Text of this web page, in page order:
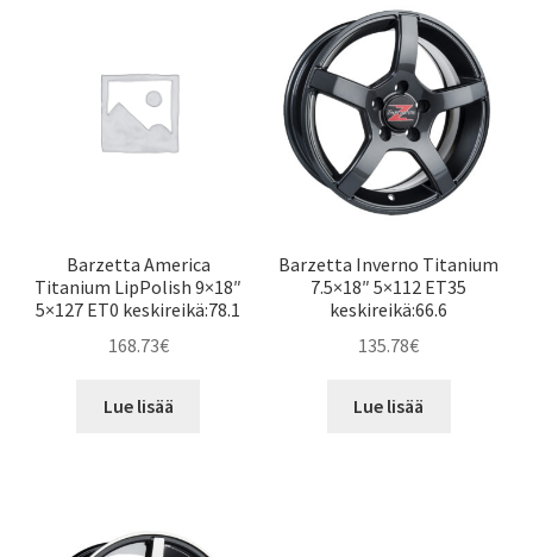
Barzetta America
Titanium LipPolish 9×18″
5×127 ET0 keskireikä:78.1
168.73€
Lue lisää
Barzetta Inverno Titanium
7.5×18″ 5×112 ET35
keskireikä:66.6
135.78€
Lue lisää